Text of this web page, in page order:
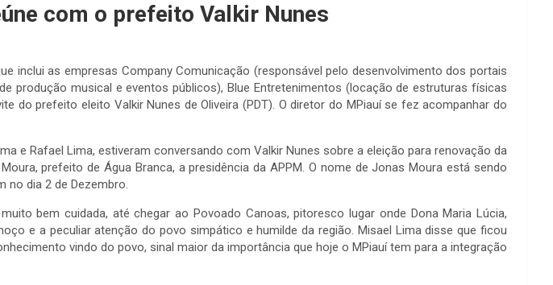
com o prefeito Valkir Nunes
inclui as empresas Company Comunicação (responsável pelo desenvolvimento dos portais
produção musical e eventos públicos), Blue Entretenimentos (locação de estruturas físicas
do prefeito eleito Valkir Nunes de Oliveira (PDT). O diretor do MPiauí se fez acompanhar do
e Rafael Lima, estiveram conversando com Valkir Nunes sobre a eleição para renovação da
prefeito de Água Branca, a presidência da APPM. O nome de Jonas Moura está sendo
no dia 2 de Dezembro.
bem cuidada, até chegar ao Povoado Canoas, pitoresco lugar onde Dona Maria Lúcia,
e a peculiar atenção do povo simpático e humilde da região. Misael Lima disse que ficou
vindo do povo, sinal maior da importância que hoje o MPiauí tem para a integração